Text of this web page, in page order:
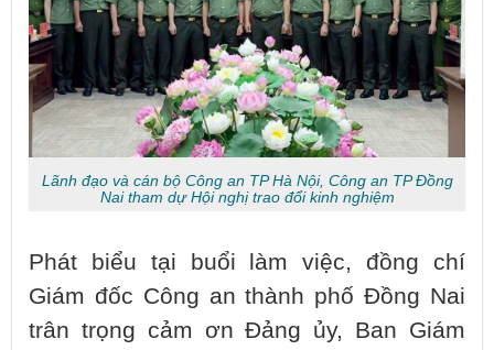
Lãnh đạo và cán bộ Công an TP Hà Nội, Công an TP Đồng
Nai tham dự Hội nghị trao đổi kinh nghiệm
Phát biểu tại buổi làm việc, đồng chí
Giám đốc Công an thành phố Đồng Nai
trân trọng cảm ơn Đảng ủy, Ban Giám